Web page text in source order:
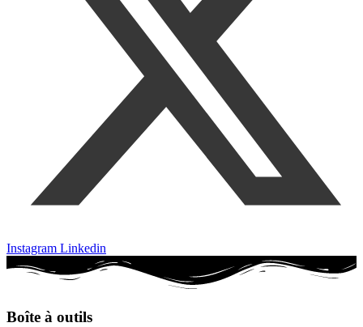
Instagram Linkedin
Boîte à outils